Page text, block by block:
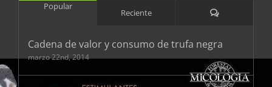
Popular
Reciente Comentarios
Cadena de valor y consumo de trufa negra
marzo 22nd, 2014